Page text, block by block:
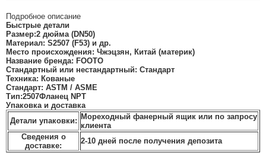
Подробное описание
Быстрые детали
Размер:2 дюйма (DN50)
Материал: S2507 (F53) и др.
Место происхождения: Чжэцзян, Китай (материк)
Название бренда: FOOTO
Стандартный или нестандартный: Стандарт
Техника: Кованые
Стандарт: ASTM / ASME
Тип:2507Фланец NPT
Упаковка и доставка
Детали упаковки: Мореходный фанерный ящик или по запросу
клиента
Сведения о
доставке:
2-10 дней после получения депозита